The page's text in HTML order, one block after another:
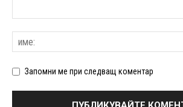
Запомни ме при следващ коментар